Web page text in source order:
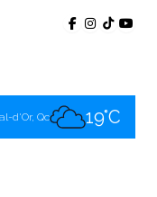
d'Or, Qc 19°C